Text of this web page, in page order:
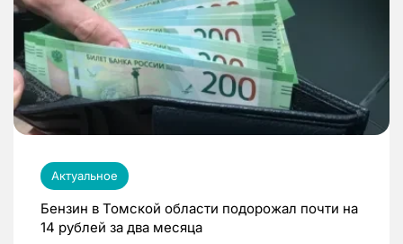
Актуальное
Бензин в Томской области подорожал почти на
14 рублей за два месяца